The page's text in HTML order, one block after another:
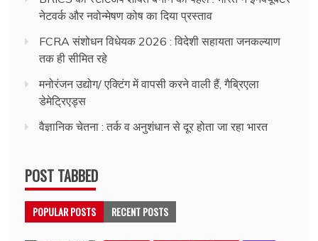
नेटवर्क और नवोन्मेषण कोष का दिया प्रस्ताव
FCRA संशोधन विधेयक 2026 : विदेशी सहायता जनकल्याण
तक ही सीमित रहे
मनोरंजन उद्योग/ एक्टिंग में वापसी करने वाली हैं, गैब्रिएला
डेमेट्रिएड्स
वैज्ञानिक चेतना : तर्क व अनुशंधान से दूर होता जा रहा भारत
POST TABBED
POPULAR POSTS RECENT POSTS